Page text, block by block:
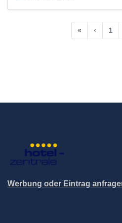
« ‹ 1
Werbung oder Eintrag